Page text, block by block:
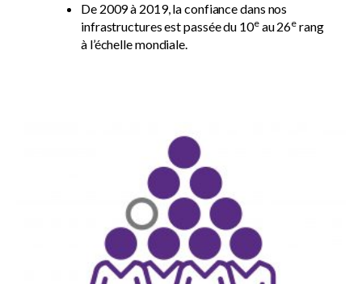
De 2009 à 2019, la confiance dans nos
infrastructures est passée du 10eau 26e rang
à l’échelle mondiale.